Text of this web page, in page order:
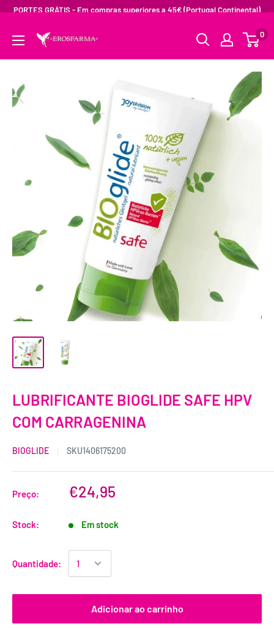
PORTES GRÁTIS - Em compras superiores a 45€ (Portugal Continental)
0
LUBRIFICANTE BIOGLIDE SAFE HPV
COM CARRAGENINA
BIOGLIDE SKU1406175200
Preço: €24,95
Stock: Em stock
Quantidade:
Adicionar ao carrinho